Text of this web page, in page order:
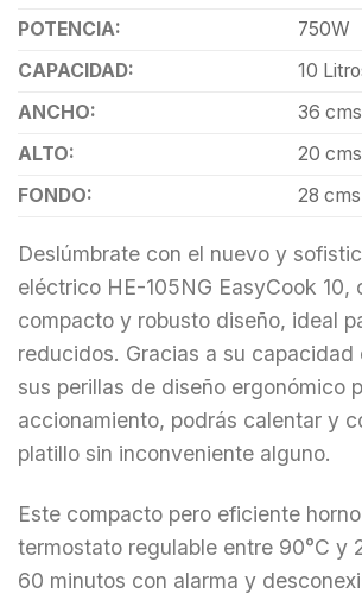
POTENCIA:
750W
CAPACIDAD:
10
ANCHO:
36 cms
ALTO:
20 cms
FONDO:
28 cms
Deslúmbrate con el nuevo y
eléctrico HE-105NG EasyCook 10,
compacto y robusto diseño, ideal
reducidos. Gracias a su capacidad
sus perillas de diseño ergonómico
accionamiento, podrás calentar y
platillo sin inconveniente alguno.
Este compacto pero eficiente
termostato regulable entre 90°C y
60 minutos con alarma y